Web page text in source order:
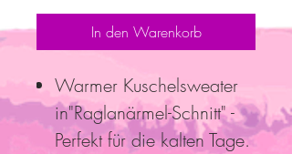
In den Warenkorb
Warmer Kuschelsweater
in"Raglanärmel-Schnitt" -
Perfekt für die kalten Tage.